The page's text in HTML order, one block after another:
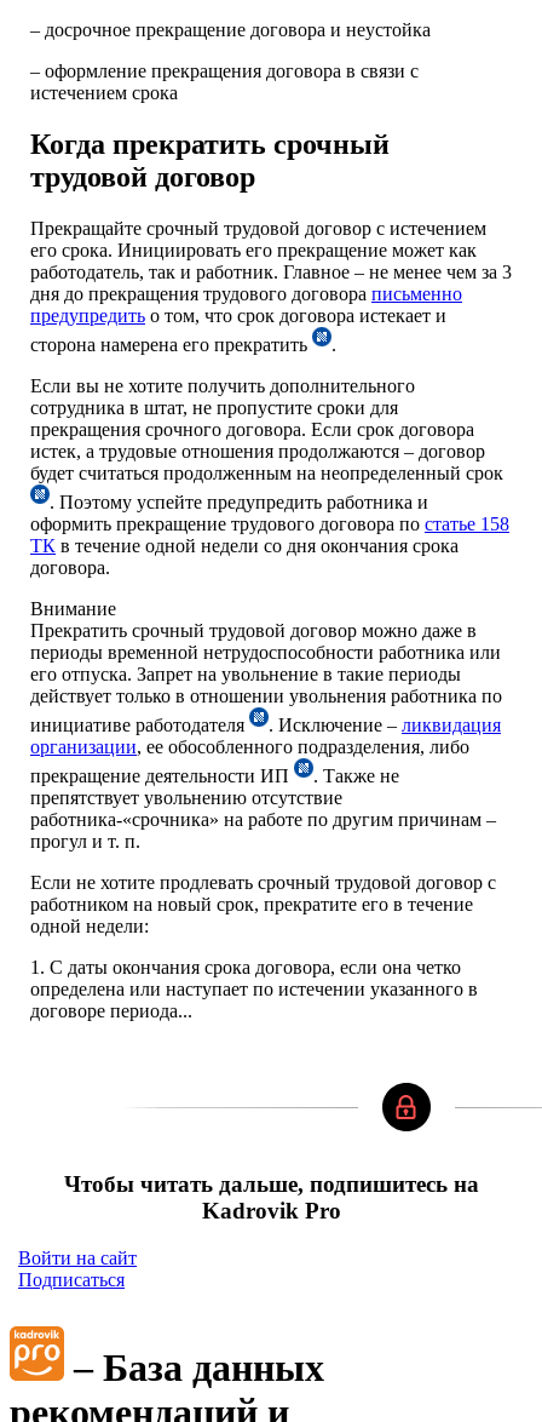
– досрочное прекращение договора и неустойка
– оформление прекращения договора в связи с
истечением срока
Когда прекратить срочный
трудовой договор
Прекращайте срочный трудовой договор с истечением
его срока. Инициировать его прекращение может как
работодатель, так и работник. Главное – не менее чем за 3
дня до прекращения трудового договора письменно
предупредить о том, что срок договора истекает и
сторона намерена его прекратить
.
Если вы не хотите получить дополнительного
сотрудника в штат, не пропустите сроки для
прекращения срочного договора. Если срок договора
истек, а трудовые отношения продолжаются – договор
будет считаться продолженным на неопределенный срок
. Поэтому успейте предупредить работника и
оформить прекращение трудового договора по статье 158
ТК в течение одной недели со дня окончания срока
договора.
Внимание
Прекратить срочный трудовой договор можно даже в
периоды временной нетрудоспособности работника или
его отпуска. Запрет на увольнение в такие периоды
действует только в отношении увольнения работника по
инициативе работодателя
. Исключение – ликвидация
организации, ее обособленного подразделения, либо
прекращение деятельности ИП
. Также не
препятствует увольнению отсутствие
работника-«срочника» на работе по другим причинам –
прогул и т. п.
Если не хотите продлевать срочный трудовой договор с
работником на новый срок, прекратите его в течение
одной недели:
1. С даты окончания срока договора, если она четко
определена или наступает по истечении указанного в
договоре периода...
Чтобы читать дальше, подпишитесь на
Kadrovik Pro
Войти на сайт
Подписаться
– База данных
рекомендаций и